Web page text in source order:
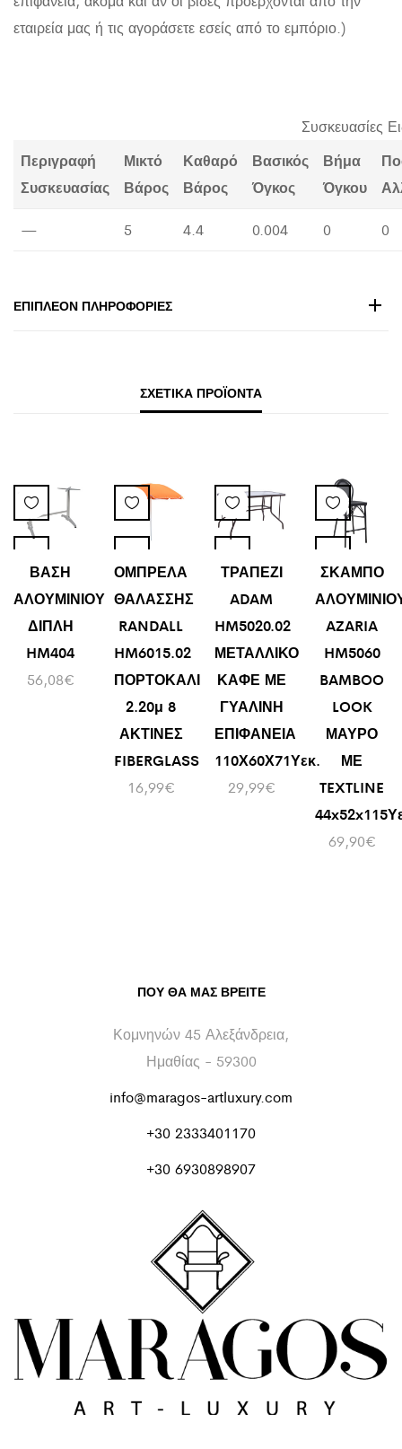
εταιρεία μας ή τις αγοράσετε εσείς από το εμπόριο.)
Συσκευασίες
Περιγραφή
Συσκευασίας
Μικτό
Βάρος
Καθαρό
Βάρος
Βασικός
Όγκος
Βήμα
Όγκου
— 5 4.4 0.004 0 0
ΕΠΙΠΛΈΟΝ ΠΛΗΡΟΦΟΡΊΕΣ
ΣΧΕΤΙΚΆ ΠΡΟΪΌΝΤΑ
ΒΑΣΗ
ΑΛΟΥΜΙΝΙΟΥ
ΔΙΠΛΗ
HM404
56,08€
ΟΜΠΡΕΛΑ
ΘΑΛΑΣΣΗΣ
RANDALL
HM6015.02
ΠΟΡΤΟΚΑΛΙ
2.20μ 8
ΑΚΤΙΝΕΣ
FIBERGLASS
16,99€
ΤΡΑΠΕΖΙ
ADAM
HM5020.02
ΜΕΤΑΛΛΙΚΟ
ΚΑΦΕ ΜΕ
ΓΥΑΛΙΝΗ
ΕΠΙΦΑΝΕΙΑ
110Χ60Χ71Υεκ.
29,99€
ΣΚΑΜΠΟ
AZARIA
HM5060
BAMBOO
LOOK
ΜΑΥΡΟ
ΜΕ
TEXTLINE
69,90€
ΠΟΥ ΘΑ ΜΑΣ ΒΡΕΊΤΕ
Κομνηνών 45 Αλεξάνδρεια,
Ημαθίας - 59300
info@maragos-artluxury.com
+30 2333401170
+30 6930898907